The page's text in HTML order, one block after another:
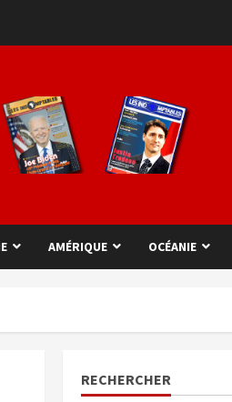
AMÉRIQUE OCÉANIE
RECHERCHER